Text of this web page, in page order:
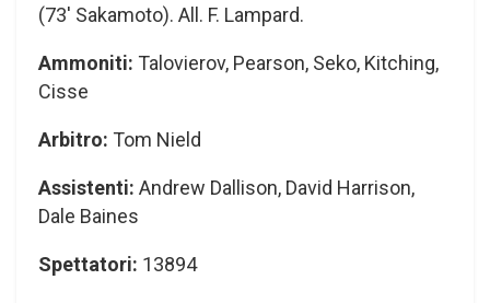
(73′ Sakamoto). All. F. Lampard.
Ammoniti: Talovierov, Pearson, Seko, Kitching,
Cisse
Arbitro: Tom Nield
Assistenti: Andrew Dallison, David Harrison,
Dale Baines
Spettatori: 13894